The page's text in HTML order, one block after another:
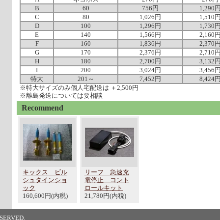
B
60 756円
1,290
C
80 1,026円
1,510
D
100 1,296円
1,730
E
140 1,566円
2,160
F
160 1,836円
2,370
G
170 2,376円
2,710
H
180 2,700円
3,132
I
200 3,024円
3,456
特大
201～ 7,452円
8,424
※特大サイズのみ個人宅配送は ＋2,500円
※離島発送については要相談
Recommend
キックス ビル
シュタインショ
ック
160,600円(内税)
リーフ 急速充
電停止 コント
ロールキット
21,780円(内税)